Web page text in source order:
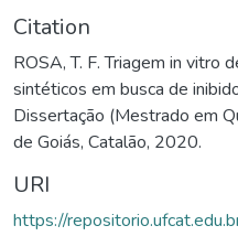
Citation
ROSA, T. F. Triagem in vitro
sintéticos em busca de
Dissertação (Mestrado em
de Goiás, Catalão, 2020.
URI
https://